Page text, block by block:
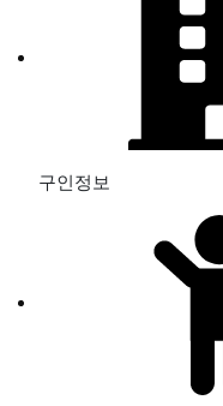
구인정보